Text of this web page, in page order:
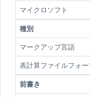
マイクロソフト
種別
マークアップ言語
表計算ファイルフォー
前書き